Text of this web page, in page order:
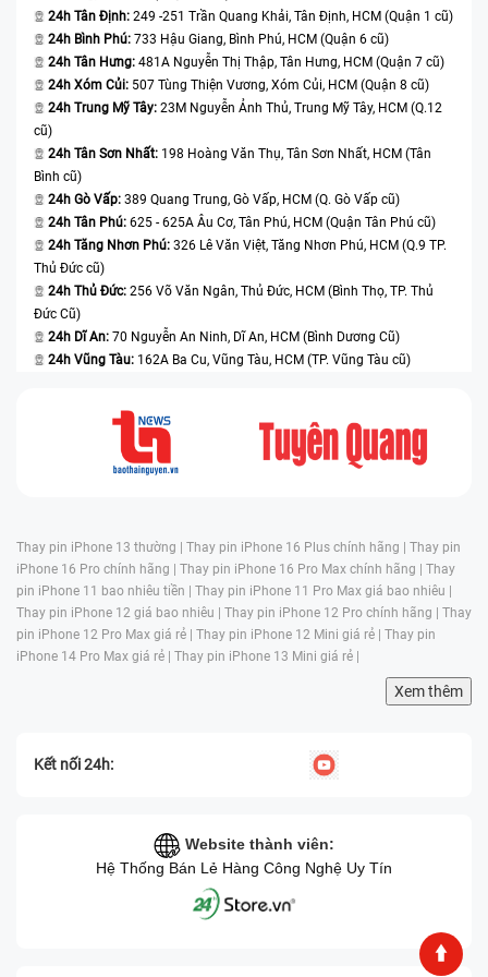
1. Khách hàng được xem trực tiếp quy trình thay thế
Đây cũng là điều mà khách hàng luôn lo lắng khi
mang laptop đến bất kỳ trung tâm sửa chữa nào. Nắm
bắt được điều đó các dịch vụ sửa chữa, thay thế linh
kiện, màn hình laptop tại Bệnh Viện Điện Thoại, Laptop
24h luôn trực tiếp công khai. Điều này sẽ giúp khách
hàng an tâm và tin tưởng hơn vào trung tâm đồng thời
khẳng định được độ uy tín của mình đối với khách
hàng. Thời gian thay diễn ra nhanh không quá 60 phút,
khách hàng có thể trực tiếp quan sát quá trình sửa lỗi.
2. Đội ngũ kỹ thuật giàu kinh nghiệm
nhiều năm kinh nghiệm về các dịch vụ sửa laptop HP
Elitebook Folio 9470M, 9480M nói riêng và các dòng
laptop khác nói chung. Sẽ tự tin hoàn thành mọi vấn
3. Thiết bị sửa chữa tân tiến
Công nghệ máy móc hiện đại, tiên tiến và đầy đủ mọi
thiết bị cần thiết thì laptop sửa chữa tại Bệnh Viện Điện
Thoại, Laptop 24h luôn đảm bảo độ bền lâu dài, chất
lượng được đặt lên hàng đầu. Kiểm tra máy, chẩn
24h Tân Định: 249 -251 Trần Quang Khải, Tân Định, HCM (Quận 1 cũ)
24h Bình Phú: 733 Hậu Giang, Bình Phú, HCM (Quận 6 cũ)
24h Tân Hưng: 481A Nguyễn Thị Thập, Tân Hưng, HCM (Quận 7 cũ)
24h Xóm Củi: 507 Tùng Thiện Vương, Xóm Củi, HCM (Quận 8 cũ)
24h Trung Mỹ Tây: 23M Nguyễn Ảnh Thủ, Trung Mỹ Tây, HCM (Q.12
cũ)
24h Tân Sơn Nhất: 198 Hoàng Văn Thụ, Tân Sơn Nhất, HCM (Tân
Bình cũ)
24h Gò Vấp: 389 Quang Trung, Gò Vấp, HCM (Q. Gò Vấp cũ)
24h Tân Phú: 625 - 625A Âu Cơ, Tân Phú, HCM (Quận Tân Phú cũ)
24h Tăng Nhơn Phú: 326 Lê Văn Việt, Tăng Nhơn Phú, HCM (Q.9 TP.
Thủ Đức cũ)
24h Thủ Đức: 256 Võ Văn Ngân, Thủ Đức, HCM (Bình Thọ, TP. Thủ
Đức Cũ)
24h Dĩ An: 70 Nguyễn An Ninh, Dĩ An, HCM (Bình Dương Cũ)
24h Vũng Tàu: 162A Ba Cu, Vũng Tàu, HCM (TP. Vũng Tàu cũ)
Thay pin iPhone 13 thường | Thay pin iPhone 16 Plus chính hãng | Thay pin
iPhone 16 Pro chính hãng | Thay pin iPhone 16 Pro Max chính hãng | Thay
pin iPhone 11 bao nhiêu tiền | Thay pin iPhone 11 Pro Max giá bao nhiêu |
Thay pin iPhone 12 giá bao nhiêu | Thay pin iPhone 12 Pro chính hãng | Thay
pin iPhone 12 Pro Max giá rẻ | Thay pin iPhone 12 Mini giá rẻ | Thay pin
iPhone 14 Pro Max giá rẻ | Thay pin iPhone 13 Mini giá rẻ |
Xem thêm
Kết nối 24h:
Website thành viên:
Hệ Thống Bán Lẻ Hàng Công Nghệ Uy Tín